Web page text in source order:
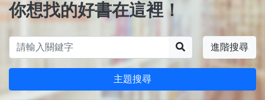
你想找的好書在這裡！
進階搜尋
主題搜尋